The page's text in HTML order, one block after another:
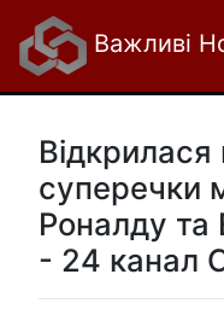
Важливі
суперечки
Роналду та
- 24 канал